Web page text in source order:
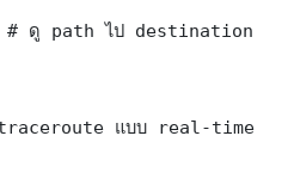
ดู path ไป destination
แบบ real-time